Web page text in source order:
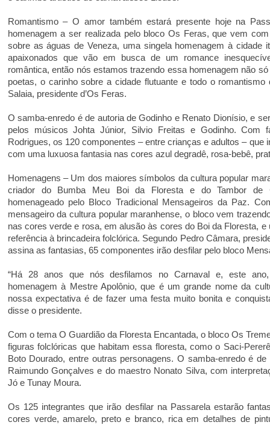
Romantismo – O amor também estará presente hoje na
homenagem a ser realizada pelo bloco Os Feras, que vem
sobre as águas de Veneza, uma singela homenagem à cidade
apaixonados que vão em busca de um romance
romântica, então nós estamos trazendo essa homenagem não
poetas, o carinho sobre a cidade flutuante e todo o romantismo
Salaia, presidente d’Os Feras.
O samba-enredo é de autoria de Godinho e Renato Dionísio, e
pelos músicos Johta Júnior, Silvio Freitas e Godinho. Com
Rodrigues, os 120 componentes – entre crianças e adultos – que
com uma luxuosa fantasia nas cores azul degradê, rosa-bebê,
Homenagens – Um dos maiores símbolos da cultura popular
criador do Bumba Meu Boi da Floresta e do Tambor de
homenageado pelo Bloco Tradicional Mensageiros da Paz.
mensageiro da cultura popular maranhense, o bloco vem
nas cores verde e rosa, em alusão às cores do Boi da Floresta,
referência à brincadeira folclórica. Segundo Pedro Câmara,
assina as fantasias, 65 componentes irão desfilar pelo bloco
“Há 28 anos que nós desfilamos no Carnaval e, este
homenagem à Mestre Apolônio, que é um grande nome da
nossa expectativa é de fazer uma festa muito bonita e
disse o presidente.
Com o tema O Guardião da Floresta Encantada, o bloco Os
figuras folclóricas que habitam essa floresta, como o Saci-
Boto Dourado, entre outras personagens. O samba-enredo é
Raimundo Gonçalves e do maestro Nonato Silva, com
Jó e Tunay Moura.
Os 125 integrantes que irão desfilar na Passarela estarão
cores verde, amarelo, preto e branco, rica em detalhes de